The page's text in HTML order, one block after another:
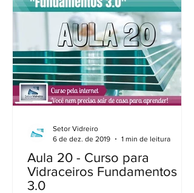
Aula 20 - Curso para
Vidraceiros Fundamentos
3.0
Setor Vidreiro
6 de dez. de 2019
1 min de leitura